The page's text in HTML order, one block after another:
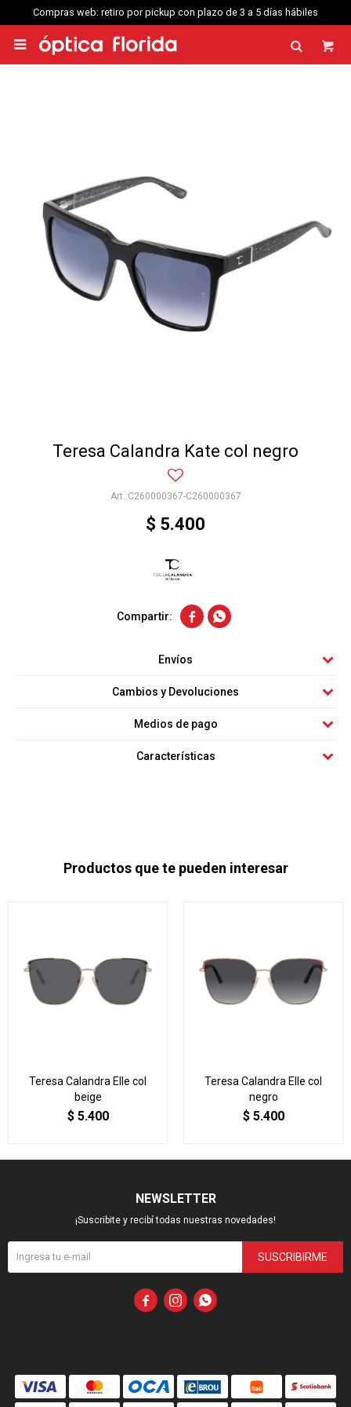
Compras web: retiro por pickup con plazo de 3 a 5 días hábiles

Teresa Calandra Kate col negro
C260000367-C260000367
$ 5.400
 
Envíos
Cambios y Devoluciones
Medios de pago
Características
Productos que te pueden interesar
Teresa Calandra Elle col
beige
$ 5.400
Teresa Calandra Elle col
negro
$ 5.400
NEWSLETTER
¡Suscribite y recibí todas nuestras novedades!
SUSCRIBIRME
  